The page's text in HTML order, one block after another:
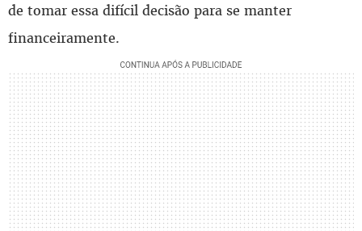
de tomar essa difícil decisão para se manter
financeiramente.